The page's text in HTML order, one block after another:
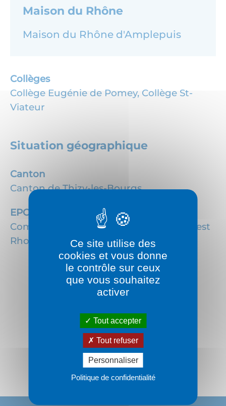
Maison du Rhône
Maison du Rhône d'Amplepuis
Collèges
Collège Eugénie de Pomey, Collège St-
Viateur
Situation géographique
Canton
Canton de Thizy-les-Bourgs
EPCI
Communauté d'agglomération de l'Ouest
Rhodanien
Suivez-nous :
Ce site utilise des
cookies et vous donne
le contrôle sur ceux
que vous souhaitez
activer
Tout accepter
Tout refuser
Personnaliser
Politique de confidentialité